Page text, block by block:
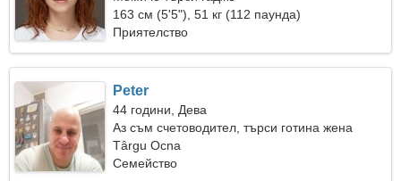
163 см (5'5"), 51 кг (112 паунда)
Приятелство
Peter
44 години, Дева
Аз съм счетоводител, търси готина жена
Târgu Ocna
Семейство